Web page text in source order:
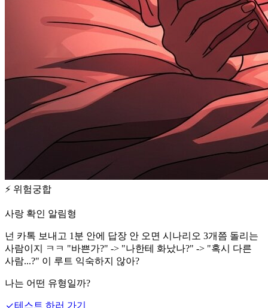
⚡ 위험궁합
사랑 확인 알림형
넌 카톡 보내고 1분 안에 답장 안 오면 시나리오 3개쯤 돌리는
사람이지 ㅋㅋ "바쁜가?" -> "나한테 화났나?" -> "혹시 다른
사람...?" 이 루트 익숙하지 않아?
나는 어떤 유형일까?
테스트 하러 가기